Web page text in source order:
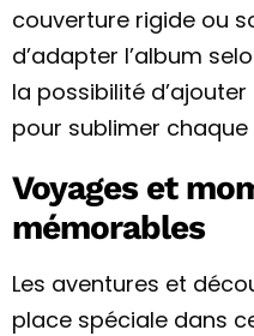
couverture rigide ou
d’adapter l’album
la possibilité
pour sublimer chaque
Voyages et
mémorables
Les aventures et
place spéciale dans